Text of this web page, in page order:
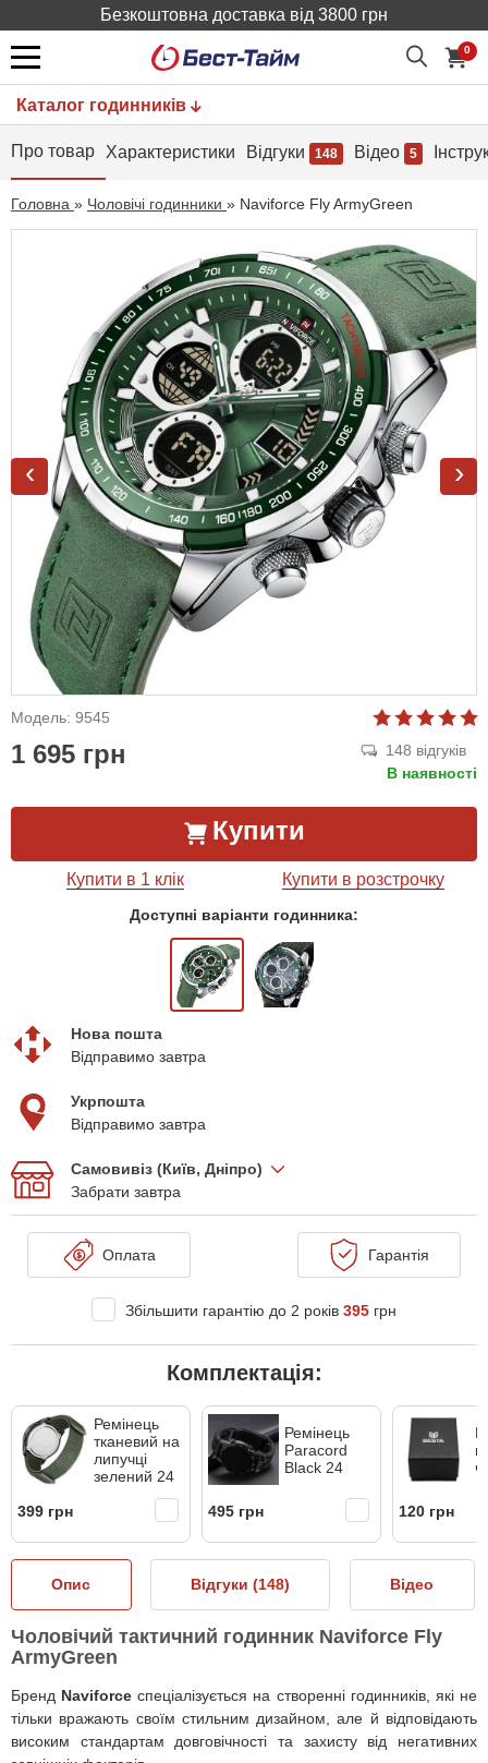
Безкоштовна доставка від 3800 грн
0
Каталог годинників
Про товар Характеристики Відгуки 148 Відео 5
Головна » Чоловічі годинники » Naviforce Fly ArmyGreen
‹ ›
Модель: 9545
1 695 грн
148 відгуків
В наявності
Купити
Купити в 1 клік Купити в розстрочку
Доступні варіанти годинника:
Нова пошта
Відправимо завтра
Укрпошта
Відправимо завтра
Самовивіз (Київ, Дніпро)
Забрати завтра
Оплата Гарантія
Збільшити гарантію до 2 років 395 грн
Комплектація:
Ремінець
тканевий на
липучці
зелений 24
399 грн
Ремінець
Paracord
Black 24
495 грн 120 грн
Опис Відгуки (148) Відео
Чоловічий тактичний годинник Naviforce Fly
ArmyGreen
Бренд Naviforce спеціалізується на створенні годинників, які не
тільки вражають своїм стильним дизайном, але й відповідають
високим стандартам довговічності та захисту від негативних